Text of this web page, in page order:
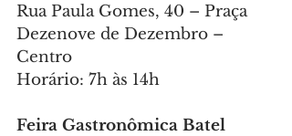
Rua Paula Gomes, 40 – Praça
Dezenove de Dezembro –
Centro
Horário: 7h às 14h
Feira Gastronômica Batel